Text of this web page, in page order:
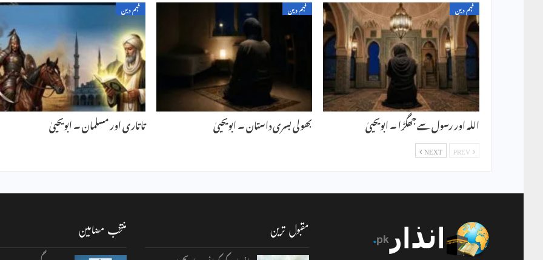
فہم دین
اللہ اور رسول سے جھگڑا ۔ ابویحییٰ
فہم دین
بھولی بسری داستان ۔ ابویحییٰ
فہم دین
تاتاری اور مسلمان ۔ ابویحییٰ
NEXT
مقبول ترین منتخب مضامین